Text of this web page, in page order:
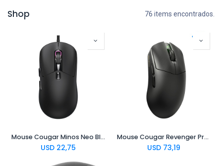
Shop 76 items encontrados.
Mouse Cougar Minos Neo Black
USD 22,75
Mouse Cougar Revenger Pro 4k Black Wireless
USD 73,19